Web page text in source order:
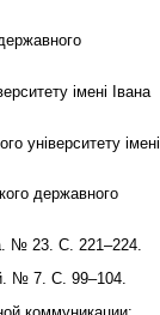
імені Івана
університету імені
державного
№ 23. С. 221–224.
№ 7. С. 99–104.